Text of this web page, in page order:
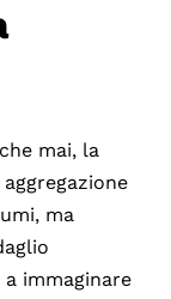
mai, la
ma
immaginare